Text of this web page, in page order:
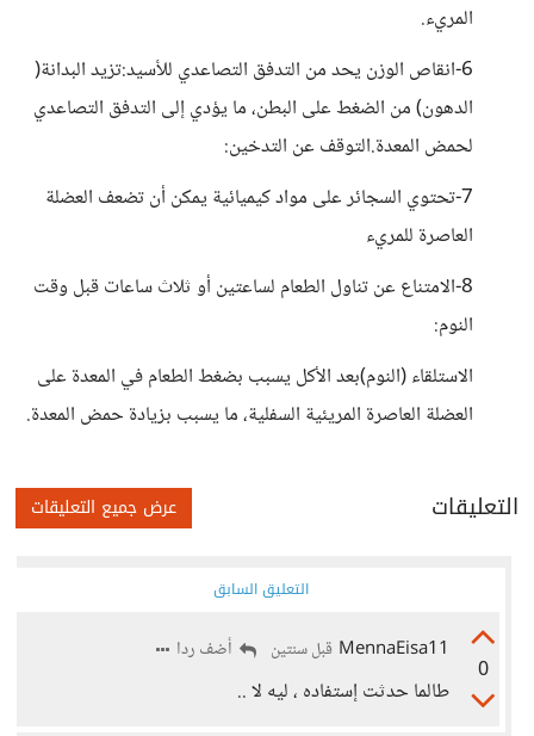
المريء.
6-انقاص الوزن يحد من التدفق التصاعدي للأسيد:تزيد البدانة(
الدهون) من الضغط على البطن، ما يؤدي إلى التدفق التصاعدي
لحمض المعدة.التوقف عن التدخين:
7-تحتوي السجائر على مواد كيميائية يمكن أن تضعف العضلة
العاصرة للمريء
8-الامتناع عن تناول الطعام لساعتين أو ثلاث ساعات قبل وقت
النوم:
الاستلقاء (النوم)بعد الأكل يسبب بضغط الطعام في المعدة على
العضلة العاصرة المريئية السفلية، ما يسبب بزيادة حمض المعدة.
التعليقات عرض جميع التعليقات
التعليق السابق
0
MennaEisa11 قبل سنتين أضف ردا
طالما حدثت إستفاده ، ليه لا ..